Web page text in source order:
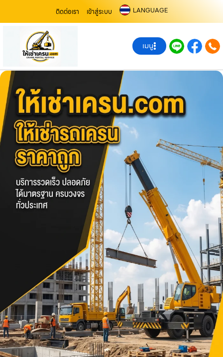
ติดต่อเรา เข้าสู่ระบบ LANGUAGE
เมนู